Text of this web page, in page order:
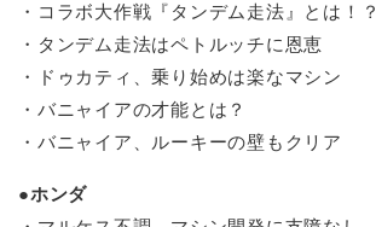
・コラボ大作戦『タンデム走法』とは！？
・タンデム走法はペトルッチに恩恵
・ドゥカティ、乗り始めは楽なマシン
・バニャイアの才能とは？
・バニャイア、ルーキーの壁もクリア
●ホンダ